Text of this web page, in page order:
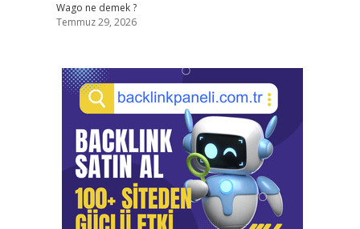
Wago ne demek ?
Temmuz 29, 2026